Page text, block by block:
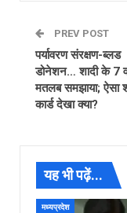
PREV POST
पर्यावरण संरक्षण-ब्लड
डोनेशन… शादी के 7
मतलब समझाया; ऐसा
कार्ड देखा क्या?
यह भी पढ़ें...
मध्यप्रदेश